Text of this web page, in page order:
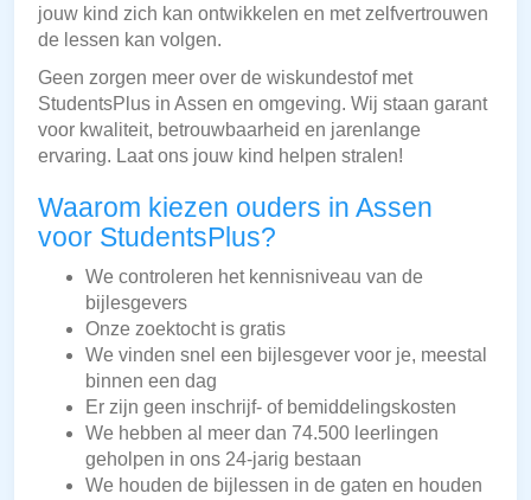
jouw kind zich kan ontwikkelen en met zelfvertrouwen
de lessen kan volgen.
Geen zorgen meer over de wiskundestof met
StudentsPlus in Assen en omgeving. Wij staan garant
voor kwaliteit, betrouwbaarheid en jarenlange
ervaring. Laat ons jouw kind helpen stralen!
Waarom kiezen ouders in Assen
voor StudentsPlus?
We controleren het kennisniveau van de
bijlesgevers
Onze zoektocht is gratis
We vinden snel een bijlesgever voor je, meestal
binnen een dag
Er zijn geen inschrijf- of bemiddelingskosten
We hebben al meer dan 74.500 leerlingen
geholpen in ons 24-jarig bestaan
We houden de bijlessen in de gaten en houden